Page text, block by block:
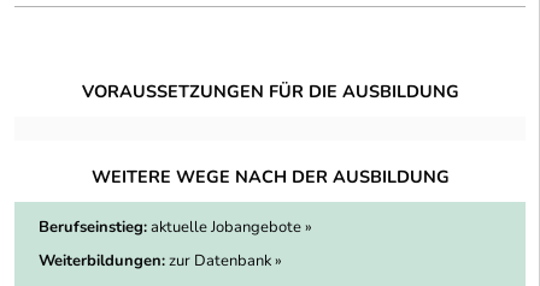
VORAUSSETZUNGEN FÜR DIE AUSBILDUNG
WEITERE WEGE NACH DER AUSBILDUNG
Berufseinstieg:aktuelle Jobangebote »
Weiterbildungen:zur Datenbank »